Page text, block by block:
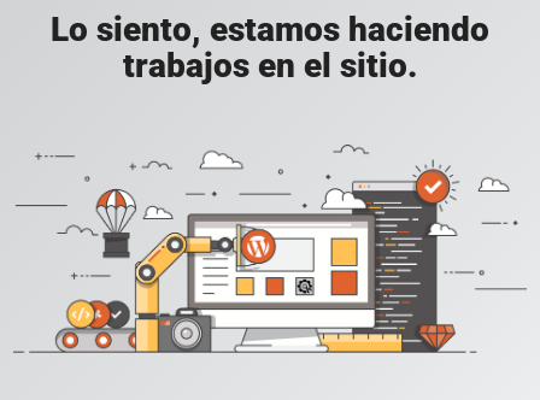
Lo siento, estamos haciendo
trabajos en el sitio.